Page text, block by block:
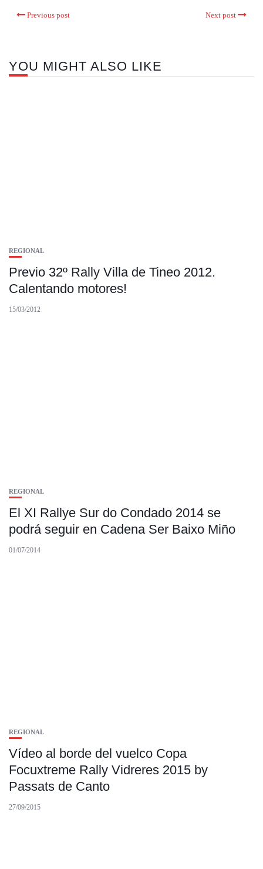
Previous post Next post
YOU MIGHT ALSO LIKE
REGIONAL
Previo 32º Rally Villa de Tineo 2012.
Calentando motores!
15/03/2012
REGIONAL
El XI Rallye Sur do Condado 2014 se
podrá seguir en Cadena Ser Baixo Miño
01/07/2014
REGIONAL
Vídeo al borde del vuelco Copa
Focuxtreme Rally Vidreres 2015 by
Passats de Canto
27/09/2015